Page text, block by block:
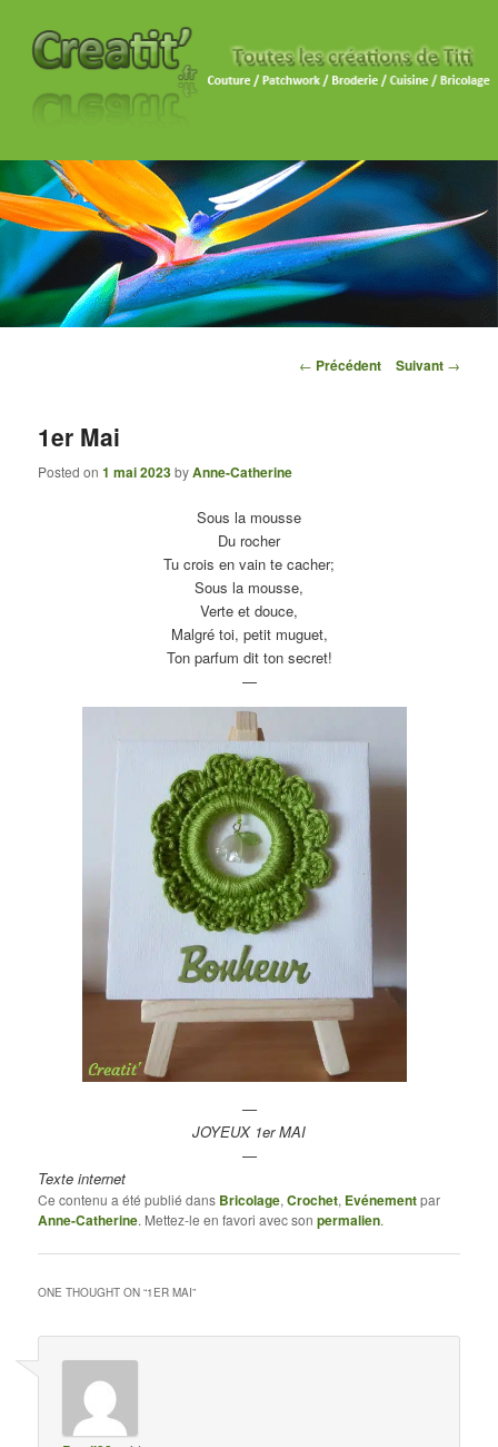
Navigation des articles
← Précédent Suivant →
1er Mai
Posted on1 mai 2023byAnne-Catherine
Sous la mousse
Du rocher
Tu crois en vain te cacher;
Sous la mousse,
Verte et douce,
Malgré toi, petit muguet,
Ton parfum dit ton secret!
—
—
JOYEUX 1er MAI
—
Texte internet
Ce contenu a été publié dans Bricolage,Crochet, Evénementpar
Anne-Catherine. Mettez-le en favori avec sonpermalien.
ONE THOUGHT ON “1ER MAI”